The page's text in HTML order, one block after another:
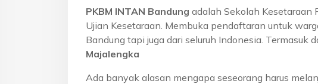
PKBM INTAN Bandung adalah Sekolah Kesetaraan
Ujian Kesetaraan. Membuka pendaftaran untuk
Bandung tapi juga dari seluruh Indonesia. Termasuk
Majalengka
Ada banyak alasan mengapa seseorang harus